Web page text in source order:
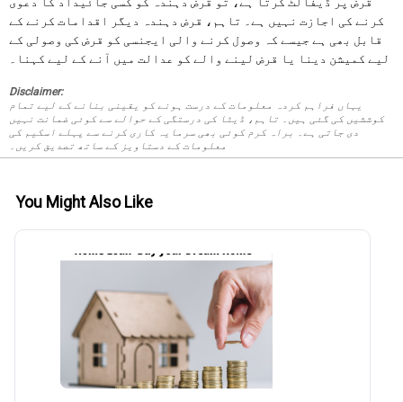
کرنے کی اجازت نہیں ہے۔ تاہم، قرض دہندہ دیگر اقدامات کرنے کے
قابل بھی ہے جیسے کہ وصول کرنے والی ایجنسی کو قرض کی وصولی کے
لیے کمیشن دینا یا قرض لینے والے کو عدالت میں آنے کے لیے کہنا۔
Disclaimer:
یہاں فراہم کردہ معلومات کے درست ہونے کو یقینی بنانے کے لیے تمام
کوششیں کی گئی ہیں۔ تاہم، ڈیٹا کی درستگی کے حوالے سے کوئی ضمانت نہیں
دی جاتی ہے۔ براہ کرم کوئی بھی سرمایہ کاری کرنے سے پہلے اسکیم کی
معلومات کے دستاویز کے ساتھ تصدیق کریں۔
You Might Also Like